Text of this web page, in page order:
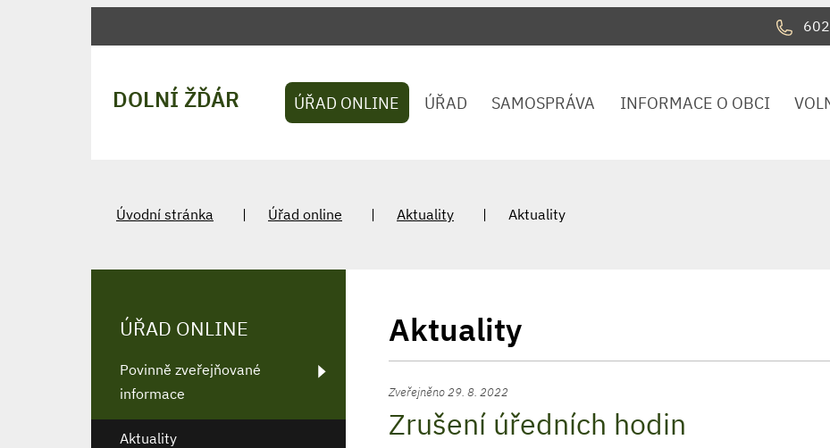
DOLNÍ ŽĎÁR ÚŘAD ONLINE ÚŘAD SAMOSPRÁVA INFORMACE O OBCI
Úvodní stránka Úřad online Aktuality Aktuality
Aktuality
Zveřejněno 29. 8. 2022
Zrušení úředních hodin
ÚŘAD ONLINE
Povinně zveřejňované
informace
Aktuality